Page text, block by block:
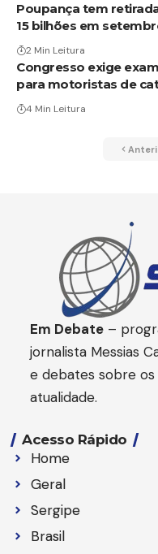
Poupança tem
15 bilhões em
2 Min Leitura
Congresso exige
para motoristas de
4 Min Leitura
Em Debate –
jornalista Messias
e debates sobre
atualidade.
Acesso Rápido
Home
Geral
Sergipe
Brasil